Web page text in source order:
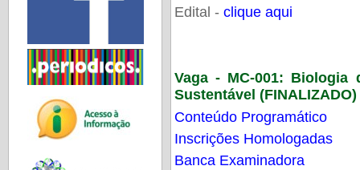
Edital - clique aqui
Vaga - MC-001: Biologia
Sustentável (FINALIZADO)
Conteúdo Programático
Inscrições Homologadas
Banca Examinadora